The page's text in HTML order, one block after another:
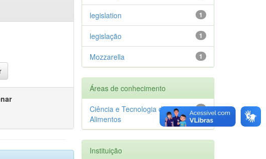
1
legislation
1
legislação
1
Mozzarella
Áreas de conhecimento
1
Ciência e Tecnologia de
Alimentos
Instituição